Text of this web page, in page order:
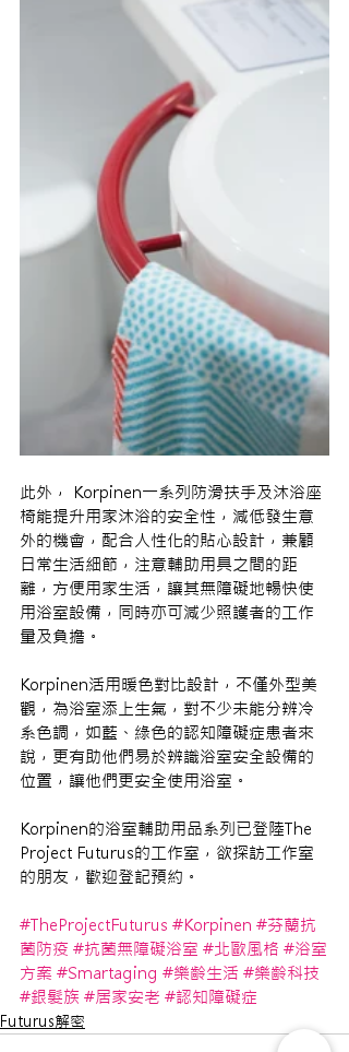
此外， Korpinen一系列防滑扶手及沐浴座
椅能提升用家沐浴的安全性，減低發生意
外的機會，配合人性化的貼心設計，兼顧
日常生活細節，注意輔助用具之間的距
離，方便用家生活，讓其無障礙地暢快使
用浴室設備，同時亦可減少照護者的工作
量及負擔。
Korpinen活用暖色對比設計，不僅外型美
觀，為浴室添上生氣，對不少未能分辨冷
系色調，如藍、綠色的認知障礙症患者來
說，更有助他們易於辨識浴室安全設備的
位置，讓他們更安全使用浴室。
Korpinen的浴室輔助用品系列已登陸The
Project Futurus的工作室，欲探訪工作室
的朋友，歡迎登記預約。
#TheProjectFuturus #Korpinen #芬蘭抗
菌防疫 #抗菌無障礙浴室 #北歐風格 #浴室
方案 #Smartaging #樂齡生活 #樂齡科技
#銀髮族 #居家安老 #認知障礙症
Futurus解密